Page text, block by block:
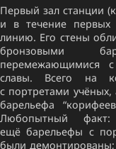
Первый зал станции
и в течение первых
линию. Его стены
бронзовыми
перемежающимися
славы. Всего на
с портретами
барельефа
Любопытный
ещё барельефы с
были